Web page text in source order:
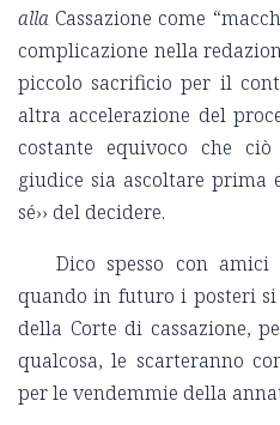
alla Cassazione come
complicazione nella
piccolo sacrificio per il
altra accelerazione del
costante equivoco che
giudice sia ascoltare prima
sé›› del decidere.
Dico spesso con
quando in futuro i posteri
della Corte di cassazione,
qualcosa, le scarteranno
per le vendemmie della